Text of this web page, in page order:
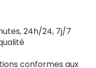
24h/24, 7j/7
conformes aux